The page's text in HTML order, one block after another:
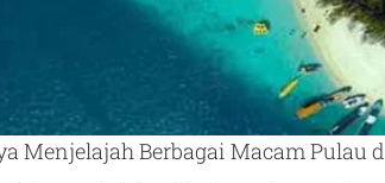
Menjelajah Berbagai Macam Pulau